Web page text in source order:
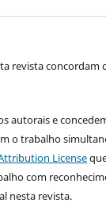
revista concordam
autorais e
o trabalho
License
com
nesta revista.